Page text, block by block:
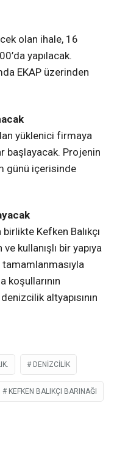
olan ihale, 16
yapılacak.
EKAP üzerinden
yüklenici firmaya
başlayacak. Projenin
günü içerisinde
Kefken Balıkçı
kullanışlı bir yapıya
koşullarının
altyapısının
DENIZCILIK
KEFKEN BALIKÇI BARINAĞI